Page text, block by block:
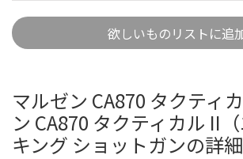
欲しいものリストに追
マルゼン CA870 タクティ
ン CA870 タクティカル II
キング ショットガンの詳